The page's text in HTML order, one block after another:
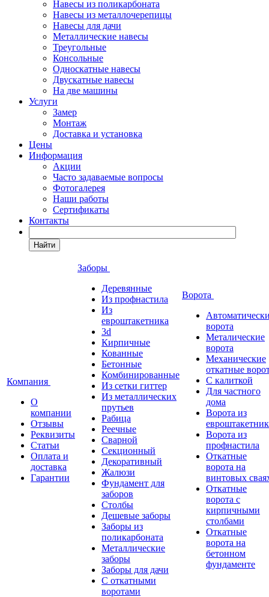
Навесы из поликарбоната
Навесы из металлочерепицы
Навесы для дачи
Металлические навесы
Треугольные
Консольные
Односкатные навесы
Двускатные навесы
На две машины
Услуги
Замер
Монтаж
Доставка и установка
Цены
Информация
Акции
Часто задаваемые вопросы
Фотогалерея
Наши работы
Сертификаты
Контакты
Найти
Компания
О
компании
Отзывы
Реквизиты
Статьи
Оплата и
доставка
Гарантии
Заборы
Деревянные
Из профнастила
Из
евроштакетника
3d
Кирпичные
Кованные
Бетонные
Комбинированные
Из сетки гиттер
Из металлических
прутьев
Рабица
Реечные
Сварной
Секционный
Декоративный
Жалюзи
Фундамент для
заборов
Столбы
Дешевые заборы
Заборы из
поликарбоната
Металлические
заборы
Заборы для дачи
С откатными
воротами
Ворота
ворота
Металические
ворота
Механические
откатные
С калиткой
Для частного
дома
Ворота из
Ворота из
профнастила
Откатные
ворота на
винтовых
Откатные
ворота с
кирпичными
столбами
Откатные
ворота на
бетонном
фундаменте